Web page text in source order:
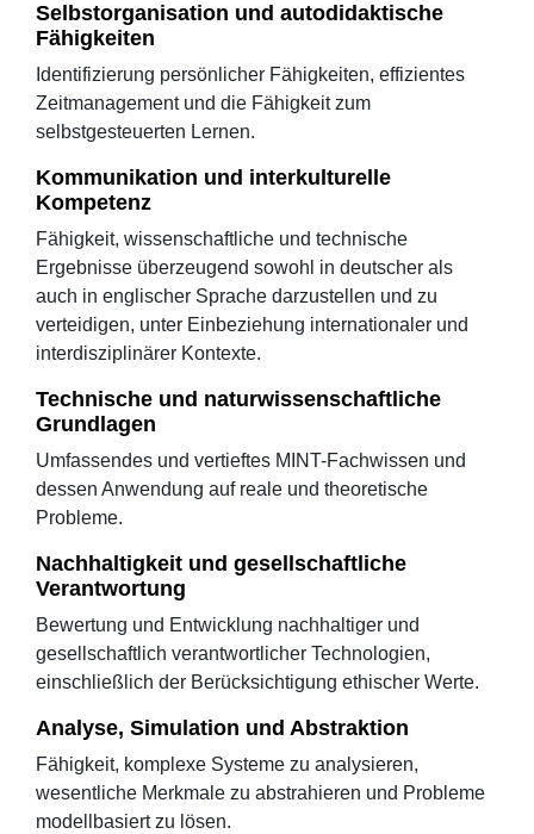
Selbstorganisation und autodidaktische
Fähigkeiten
Identifizierung persönlicher Fähigkeiten, effizientes
Zeitmanagement und die Fähigkeit zum
selbstgesteuerten Lernen.
Kommunikation und interkulturelle
Kompetenz
Fähigkeit, wissenschaftliche und technische
Ergebnisse überzeugend sowohl in deutscher als
auch in englischer Sprache darzustellen und zu
verteidigen, unter Einbeziehung internationaler und
interdisziplinärer Kontexte.
Technische und naturwissenschaftliche
Grundlagen
Umfassendes und vertieftes MINT-Fachwissen und
dessen Anwendung auf reale und theoretische
Probleme.
Nachhaltigkeit und gesellschaftliche
Verantwortung
Bewertung und Entwicklung nachhaltiger und
gesellschaftlich verantwortlicher Technologien,
einschließlich der Berücksichtigung ethischer Werte.
Analyse, Simulation und Abstraktion
Fähigkeit, komplexe Systeme zu analysieren,
wesentliche Merkmale zu abstrahieren und Probleme
modellbasiert zu lösen.